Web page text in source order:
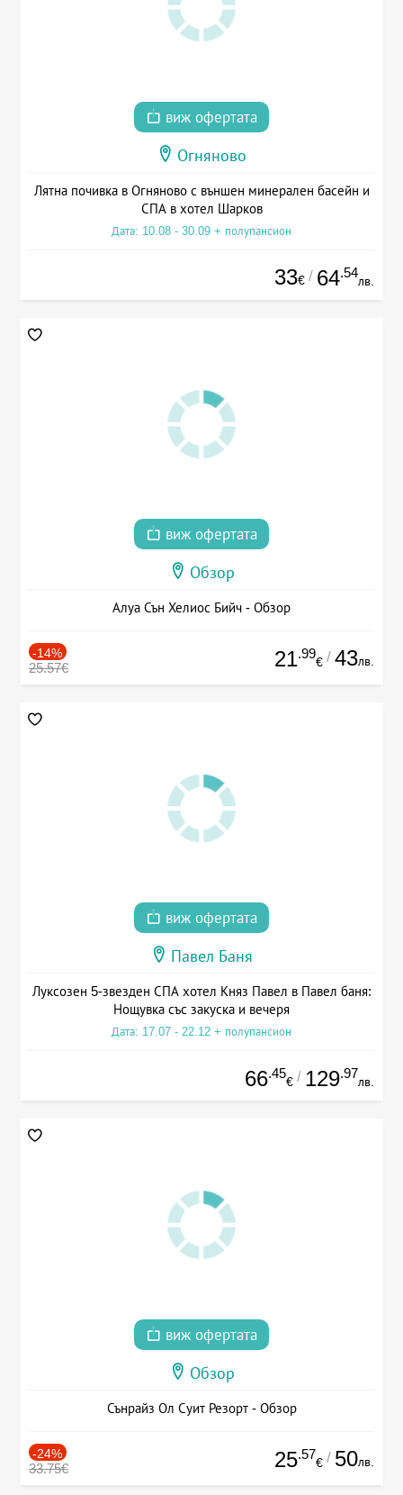
виж офертата
Огняново
Лятна почивка в Огняново с външен минерален басейн и
СПА в хотел Шарков
Дата: 10.08 - 30.09 + полупансион
33€ / 64.54
лв.
виж офертата
Обзор
Алуа Сън Хелиос Бийч - Обзор
-14%
25.57€ 21.99
€ / 43лв.
виж офертата
Павел Баня
Луксозен 5-звезден СПА хотел Княз Павел в Павел баня:
Нощувка със закуска и вечеря
Дата: 17.07 - 22.12 + полупансион
66.45
€ / 129.97
лв.
виж офертата
Обзор
Сънрайз Ол Суит Резорт - Обзор
-24%
33.75€ 25.57
€ / 50лв.